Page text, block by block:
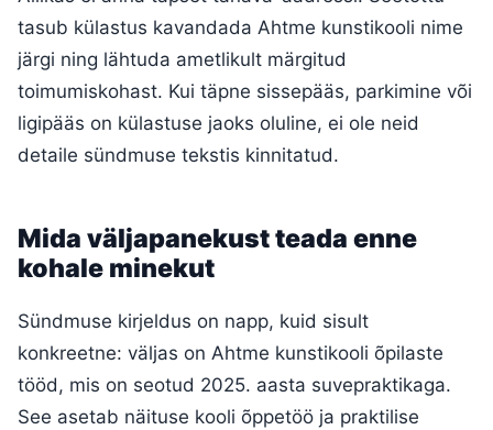
tasub külastus kavandada Ahtme kunstikooli nime
järgi ning lähtuda ametlikult märgitud
toimumiskohast. Kui täpne sissepääs, parkimine või
ligipääs on külastuse jaoks oluline, ei ole neid
detaile sündmuse tekstis kinnitatud.
Mida väljapanekust teada enne
kohale minekut
Sündmuse kirjeldus on napp, kuid sisult
konkreetne: väljas on Ahtme kunstikooli õpilaste
tööd, mis on seotud 2025. aasta suvepraktikaga.
See asetab näituse kooli õppetöö ja praktilise